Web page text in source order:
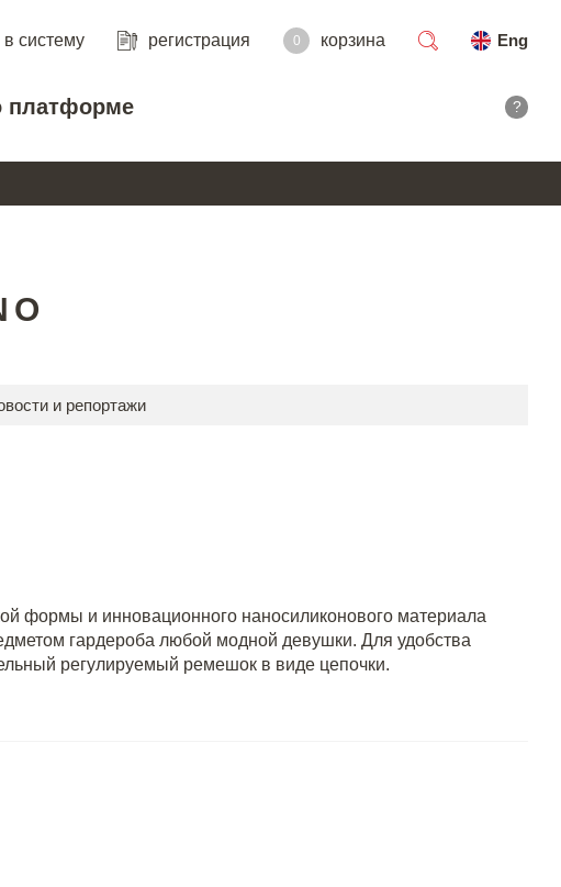
в систему регистрация 0 корзина
Eng
платформе ?
и репортажи
формы и инновационного наносиликонового материала
гардероба любой модной девушки. Для удобства
регулируемый ремешок в виде цепочки.